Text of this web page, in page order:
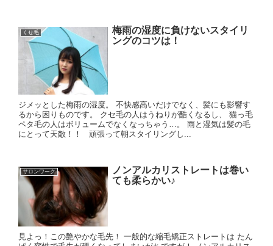
くせ毛
梅雨の湿度に負けないスタイリ
ングのコツは！
ジメッとした梅雨の湿度。 不快感高いだけでなく、髪にも影響す
るから困りものです。 クセ毛の人はうねりが酷くなるし、 猫っ毛
ペタ毛の人はボリュームでなくなっちゃう…。 雨と湿気は髪の毛
にとって天敵！！ 頑張って朝スタイリングし...
サロンワーク
ノンアルカリストレートは巻い
ても柔らかい♪
見よっ！この艶やかな毛先！ 一般的な縮毛矯正ストレートは たん